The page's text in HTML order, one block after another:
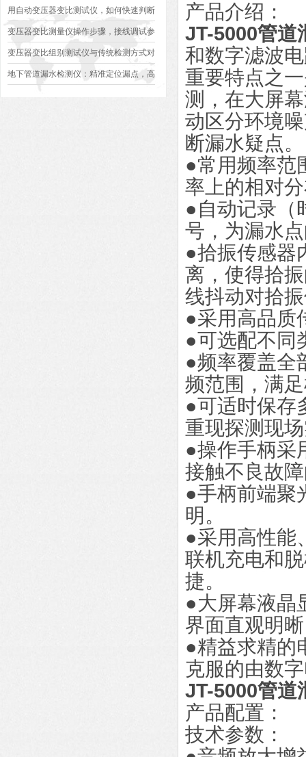
异常排查方案
型、接线规范、报告生成全流程标准化操
作指南
用自动变压器变比测试仪，如何快速判断
变压器是否合格？
变压器变比测量仪操作步骤，接线调试参
数设定变比测试数据保存使用教程
变压器变比组别测试仪与传统检测方式对
比：精度、速度与安全性深度分析
地下管道漏水检测仪：精准定位漏点，高
产品介绍：
JT-5000管道
和数字滤波
重要特点之
测，在大屏
动区分环境
断漏水疑点。
●常用频率范
率上的相对
●自动记录（
号，为漏水
●拾振传感器
离，使得拾
线抖动对拾
●采用高品质
●可选配不同
●频率覆盖全
频范围，满
●可适时保存
重现探测现
●操作手柄采
接触不良故
●手柄前端聚
明。
●采用高性能
联机充电和
捷。
●大屏幕液晶
界面直观明
●精益求精的
克服的由数
JT-5000管道
产品配置：
技术参数：